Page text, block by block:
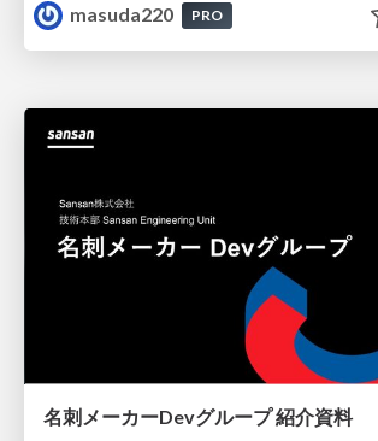
masuda220
PRO
名刺メーカーDevグループ 紹介資料